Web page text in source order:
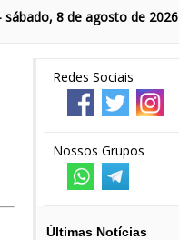
8 de agosto de 2026
Redes Sociais
Nossos Grupos
Últimas Notícias